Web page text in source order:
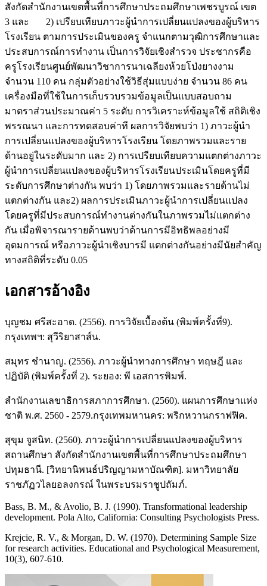
สังกัดสำนักงานเขตพื้นที่การศึกษาประถมศึกษาเพชรบูรณ์ เขต
3 และ 2) เปรียบเทียบภาวะผู้นำการเปลี่ยนแปลงของผู้บริหาร
โรงเรียน ตามการประเมินของครู จำแนกตามวุฒิการศึกษาและ
ประสบการณ์การทำงาน เป็นการวิจัยเชิงสำรวจ ประชากรคือ
ครูโรงเรียนศูนย์พัฒนาวิชาการนาเฉลียงห้วยโป่งยางงาม
จำนวน 110 คน กลุ่มตัวอย่างใช้วิธีสุ่มแบบง่าย จำนวน 86 คน
เครื่องมือที่ใช้ในการเก็บรวบรวมข้อมูลเป็นแบบสอบถาม
มาตราส่วนประมาณค่า 5 ระดับ การวิเคราะห์ข้อมูลใช้ สถิติเชิง
พรรณนา และการทดสอบค่าที ผลการวิจัยพบว่า 1) ภาวะผู้นำ
การเปลี่ยนแปลงของผู้บริหารโรงเรียน โดยภาพรวมและราย
ด้านอยู่ในระดับมาก และ 2) การเปรียบเทียบความแตกต่างภาวะ
ผู้นำการเปลี่ยนแปลงของผู้บริหารโรงเรียนประเมินโดยครูที่มี
ระดับการศึกษาต่างกัน พบว่า 1) โดยภาพรวมและรายด้านไม่
แตกต่างกัน และ2) ผลการประเมินภาวะผู้นำการเปลี่ยนแปลง
โดยครูที่มีประสบการณ์ทำงานต่างกันในภาพรวมไม่แตกต่าง
กัน เมื่อพิจารณารายด้านพบว่าด้านการมีอิทธิพลอย่างมี
อุดมการณ์ หรือภาวะผู้นำเชิงบารมี แตกต่างกันอย่างมีนัยสำคัญ
ทางสถิติที่ระดับ 0.05
เอกสารอ้างอิง
บุญชม ศรีสะอาด. (2556). การวิจัยเบื้องต้น (พิมพ์ครั้งที่9).
กรุงเทพฯ: สุวีริยาสาส์น.
สมุทร ชำนาญ. (2556). ภาวะผู้นำทางการศึกษา ทฤษฎี และ
ปฏิบัติ (พิมพ์ครั้งที่ 2). ระยอง: พี เอสการพิมพ์.
สำนักงานเลขาธิการสภาการศึกษา. (2560). แผนการศึกษาแห่ง
ชาติ พ.ศ. 2560 - 2579.กรุงเทพมหานคร: พริกหวานกราฟฟิค.
สุขุม จูสนิท. (2560). ภาวะผู้นำการเปลี่ยนแปลงของผู้บริหาร
สถานศึกษา สังกัดสำนักงานเขตพื้นที่การศึกษาประถมศึกษา
ปทุมธานี. [วิทยานิพนธ์ปริญญามหาบัณฑิต]. มหาวิทยาลัย
ราชภัฏวไลยอลงกรณ์ ในพระบรมราชูปถัมภ์.
Bass, B. M., & Avolio, B. J. (1990). Transformational leadership
development. Pola Alto, California: Consulting Psychologists Press.
Krejcie, R. V., & Morgan, D. W. (1970). Determining Sample Size
for research activities. Educational and Psychological Measurement,
10(3), 607-610.